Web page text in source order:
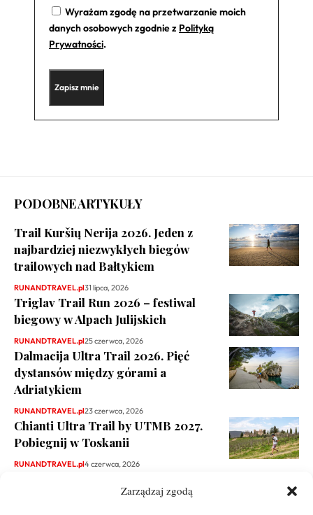
Zarządzaj zgodą
Wyrażam zgodę na przetwarzanie moich
danych osobowych zgodnie z Polityką
Prywatności.
PODOBNE ARTYKUŁY
Trail Kuršių Nerija 2026. Jeden z
najbardziej niezwykłych biegów
trailowych nad Bałtykiem
RUNANDTRAVEL.pl31 lipca, 2026
Triglav Trail Run 2026 – festiwal
biegowy w Alpach Julijskich
RUNANDTRAVEL.pl25 czerwca, 2026
Dalmacija Ultra Trail 2026. Pięć
dystansów między górami a
Adriatykiem
RUNANDTRAVEL.pl23 czerwca, 2026
Chianti Ultra Trail by UTMB 2027.
Pobiegnij w Toskanii
RUNANDTRAVEL.pl4 czerwca, 2026